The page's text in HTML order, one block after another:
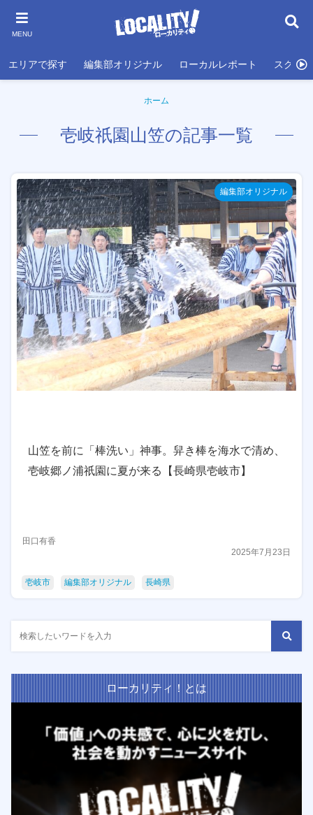
MENU
エリアで探す 編集部オリジナル ローカルレポート スクール
ホーム
壱岐祇園山笠の記事一覧
編集部オリジナル
山笠を前に「棒洗い」神事。舁き棒を海水で清め、
壱岐郷ノ浦祇園に夏が来る【長崎県壱岐市】
田口有香
2025年7月23日
壱岐市 編集部オリジナル 長崎県
ローカリティ！とは